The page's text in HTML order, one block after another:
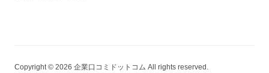
Copyright © 2026 企業口コミドットコム All rights reserved.